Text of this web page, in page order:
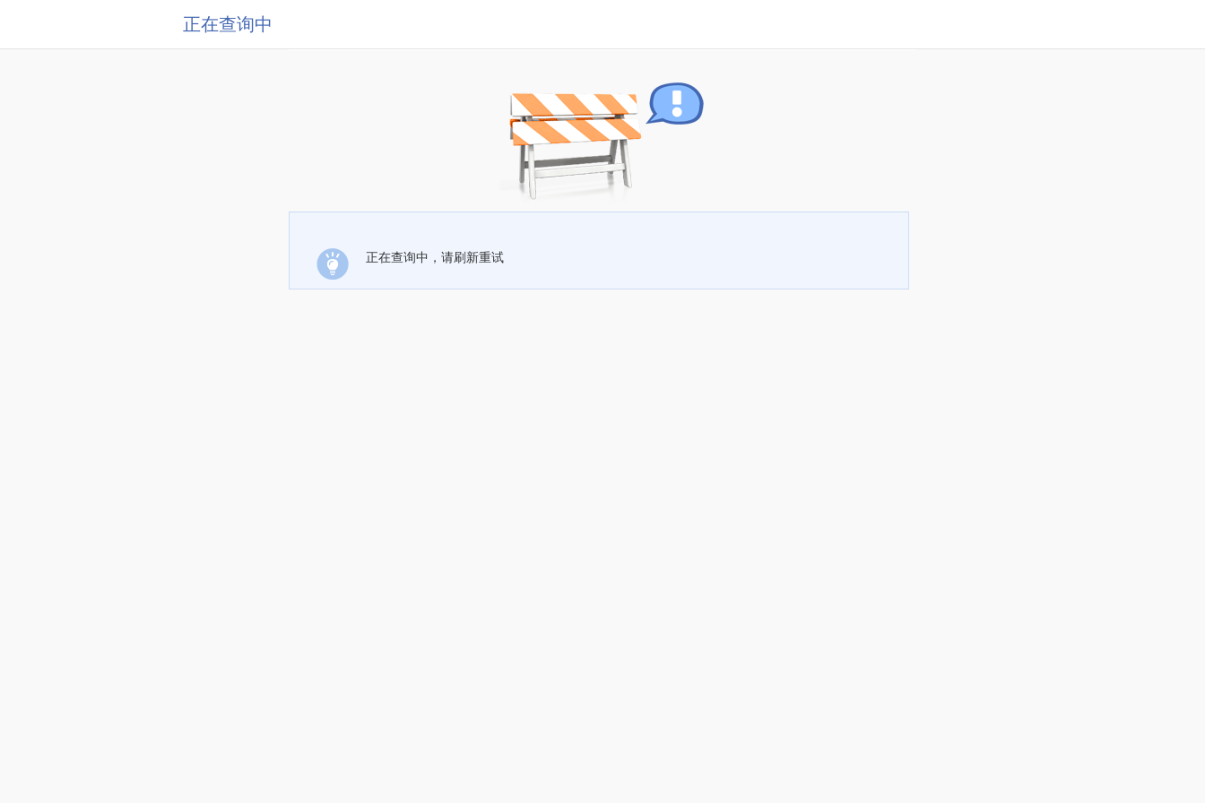
正在查询中
正在查询中，请刷新重试